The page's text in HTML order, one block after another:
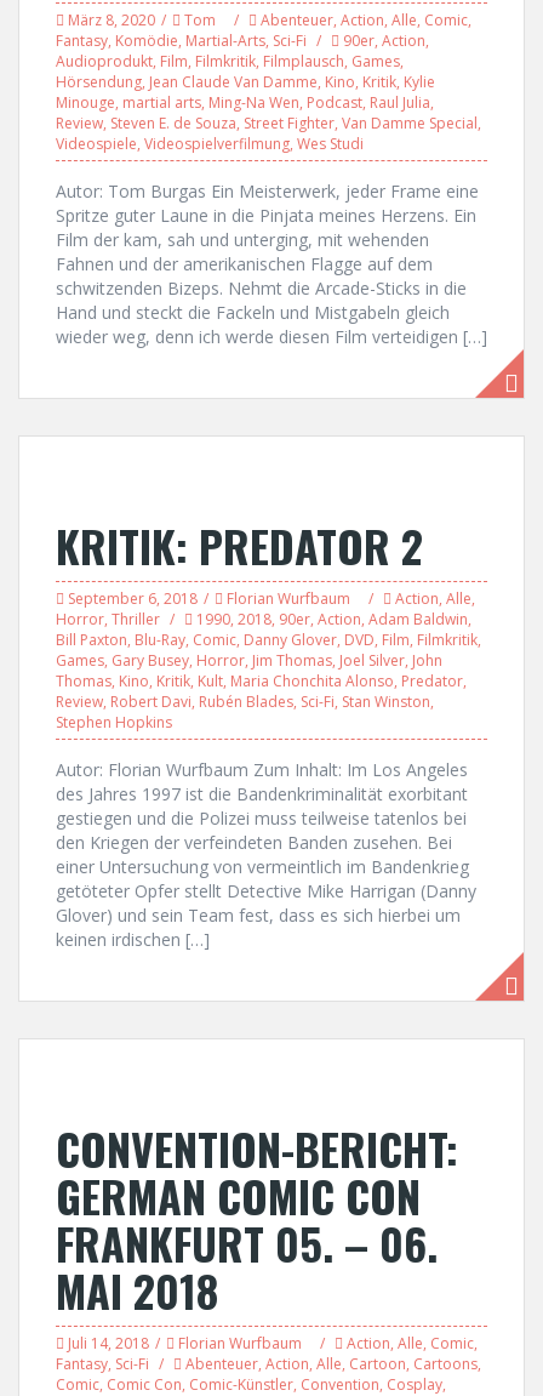
März 8, 2020 Tom Abenteuer, Action, Alle, Comic,
Fantasy, Komödie, Martial-Arts, Sci-Fi 90er, Action,
Audioprodukt, Film, Filmkritik, Filmplausch, Games,
Hörsendung, Jean Claude Van Damme, Kino, Kritik, Kylie
Minouge, martial arts, Ming-Na Wen, Podcast, Raul Julia,
Review, Steven E. de Souza, Street Fighter, Van Damme Special,
Videospiele, Videospielverfilmung, Wes Studi
Autor: Tom Burgas Ein Meisterwerk, jeder Frame eine
Spritze guter Laune in die Pinjata meines Herzens. Ein
Film der kam, sah und unterging, mit wehenden
Fahnen und der amerikanischen Flagge auf dem
schwitzenden Bizeps. Nehmt die Arcade-Sticks in die
Hand und steckt die Fackeln und Mistgabeln gleich
wieder weg, denn ich werde diesen Film verteidigen […]
KRITIK: PREDATOR 2
September 6, 2018 Florian Wurfbaum Action, Alle,
Horror, Thriller 1990, 2018, 90er, Action, Adam Baldwin,
Bill Paxton, Blu-Ray, Comic, Danny Glover, DVD, Film, Filmkritik,
Games, Gary Busey, Horror, Jim Thomas, Joel Silver, John
Thomas, Kino, Kritik, Kult, Maria Chonchita Alonso, Predator,
Review, Robert Davi, Rubén Blades, Sci-Fi, Stan Winston,
Stephen Hopkins
Autor: Florian Wurfbaum Zum Inhalt: Im Los Angeles
des Jahres 1997 ist die Bandenkriminalität exorbitant
gestiegen und die Polizei muss teilweise tatenlos bei
den Kriegen der verfeindeten Banden zusehen. Bei
einer Untersuchung von vermeintlich im Bandenkrieg
getöteter Opfer stellt Detective Mike Harrigan (Danny
Glover) und sein Team fest, dass es sich hierbei um
keinen irdischen […]
CONVENTION-BERICHT:
GERMAN COMIC CON
FRANKFURT 05. – 06.
MAI 2018
Juli 14, 2018 Florian Wurfbaum Action, Alle, Comic,
Fantasy, Sci-Fi Abenteuer, Action, Alle, Cartoon, Cartoons,
Comic, Comic Con, Comic-Künstler, Convention, Cosplay,